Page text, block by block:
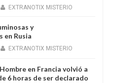
EXTRANOTIX MISTERIO
y
en Rusia
EXTRANOTIX MISTERIO
en Francia volvió a
6 horas de ser declarado